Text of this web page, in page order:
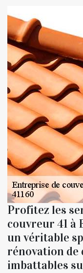
Profitez les
couvreur 41 à
un véritable
rénovation de
imbattables